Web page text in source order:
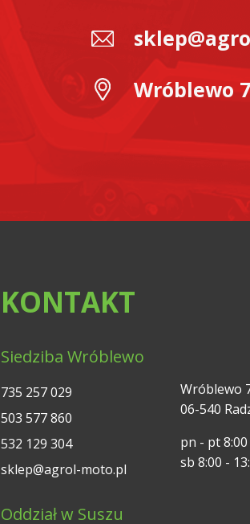
Wróblewo
KONTAKT
Siedziba Wróblewo
735 257 029
503 577 860
532 129 304
sklep@agrol-moto.pl
Wróblewo
06-540
pn - pt 8:00
sb 8:00 -
Oddział w Suszu